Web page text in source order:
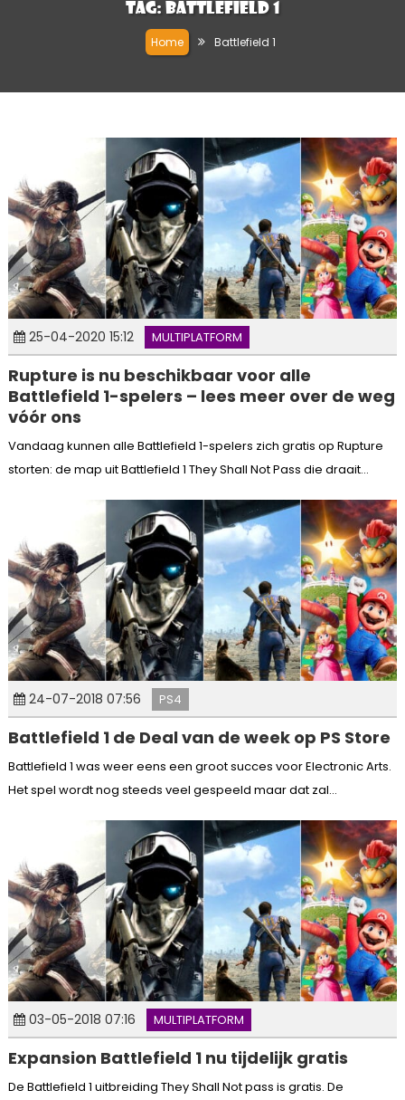
Tag: Battlefield 1
Home Battlefield 1
25-04-2020 15:12 MULTIPLATFORM
Rupture is nu beschikbaar voor alle
Battlefield 1-spelers – lees meer over de weg
vóór ons
Vandaag kunnen alle Battlefield 1-spelers zich gratis op Rupture
storten: de map uit Battlefield 1 They Shall Not Pass die draait...
24-07-2018 07:56 PS4
Battlefield 1 de Deal van de week op PS Store
Battlefield 1 was weer eens een groot succes voor Electronic Arts.
Het spel wordt nog steeds veel gespeeld maar dat zal...
03-05-2018 07:16 MULTIPLATFORM
Expansion Battlefield 1 nu tijdelijk gratis
De Battlefield 1 uitbreiding They Shall Not pass is gratis. De